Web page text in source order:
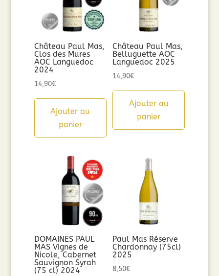
Château Paul Mas,
Clos des Mures
AOC Languedoc
2024
14,90€
Ajouter au
panier
Château Paul Mas,
Belluguette AOC
Languedoc 2025
14,90€
Ajouter au
panier
DOMAINES PAUL
MAS Vignes de
Nicole, Cabernet
Sauvignon Syrah
(75 cl) 2024
Paul Mas Réserve
Chardonnay (75cl)
2025
8,50€